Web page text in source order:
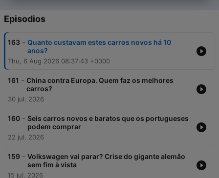
Episodios
163 - Quanto custavam estes carros novos há 10
anos?
Thu, 6 Aug 2026 08:37:43 +0000
161 - China contra Europa. Quem faz os melhores
carros?
30 jul. 2026
160 - Seis carros novos e baratos que os portugueses
podem comprar
22 jul. 2026
159 - Volkswagen vai parar? Crise do gigante alemão
sem fim à vista
15 jul. 2026